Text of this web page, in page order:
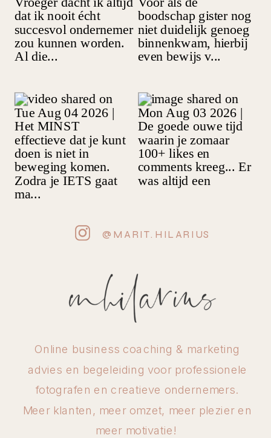
Online business coaching & marketing
advies en begeleiding voor professionele
fotografen en creatieve ondernemers.
Meer klanten, meer omzet, meer plezier en
meer motivatie!
@MARIT.HILARIUS